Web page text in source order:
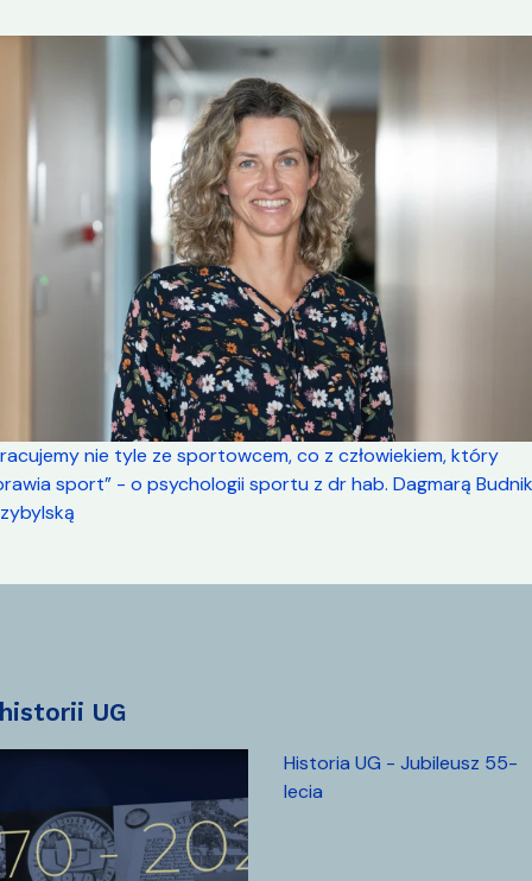
nie tyle ze sportowcem, co z człowiekiem, który
sport” - o psychologii sportu z dr hab. Dagmarą
historii UG
Historia UG - Jubileusz 55-
lecia